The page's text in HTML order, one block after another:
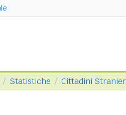
Statistiche Cittadini